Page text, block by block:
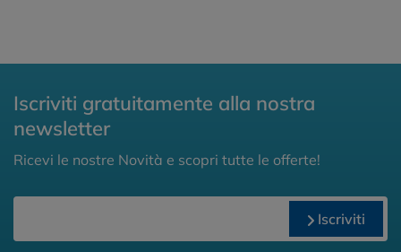
Iscriviti gratuitamente alla nostra
newsletter
Ricevi le nostre Novità e scopri tutte le offerte!
Iscriviti